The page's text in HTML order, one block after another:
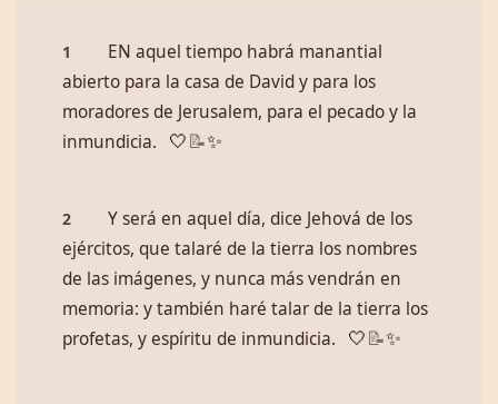
1
EN aquel tiempo habrá manantial
abierto para la casa de David y para los
moradores de Jerusalem, para el pecado y la
inmundicia.
🤍 📝✨
2
Y será en aquel día, dice Jehová de los
ejércitos, que talaré de la tierra los nombres
de las imágenes, y nunca más vendrán en
memoria: y también haré talar de la tierra los
profetas, y espíritu de inmundicia.
🤍 📝✨